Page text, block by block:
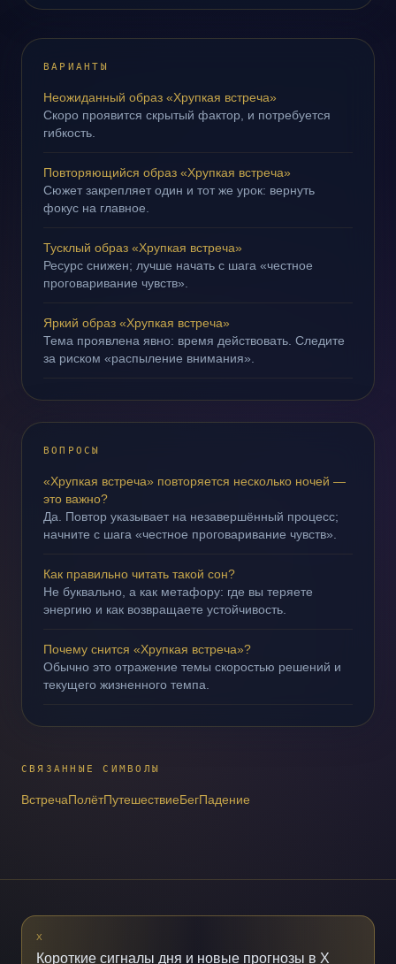
ВАРИАНТЫ
Неожиданный образ «Хрупкая встреча»
Скоро проявится скрытый фактор, и потребуется
гибкость.
Повторяющийся образ «Хрупкая встреча»
Сюжет закрепляет один и тот же урок: вернуть
фокус на главное.
Тусклый образ «Хрупкая встреча»
Ресурс снижен; лучше начать с шага «честное
проговаривание чувств».
Яркий образ «Хрупкая встреча»
Тема проявлена явно: время действовать. Следите
за риском «распыление внимания».
ВОПРОСЫ
«Хрупкая встреча» повторяется несколько ночей —
это важно?
Да. Повтор указывает на незавершённый процесс;
начните с шага «честное проговаривание чувств».
Как правильно читать такой сон?
Не буквально, а как метафору: где вы теряете
энергию и как возвращаете устойчивость.
Почему снится «Хрупкая встреча»?
Обычно это отражение темы скоростью решений и
текущего жизненного темпа.
СВЯЗАННЫЕ СИМВОЛЫ
ВстречаПолётПутешествиеБегПадение
X
Короткие сигналы дня и новые прогнозы в X